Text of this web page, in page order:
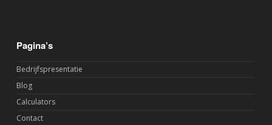
Pagina’s
Bedrijfspresentatie
Blog
Calculators
Contact